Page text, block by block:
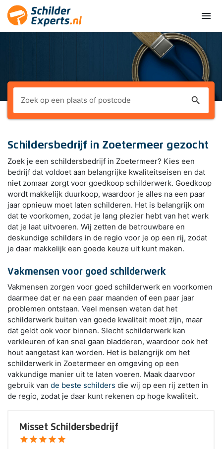
menu
search
Schildersbedrijf in Zoetermeer gezocht
Zoek je een schildersbedrijf in Zoetermeer? Kies een
bedrijf dat voldoet aan belangrijke kwaliteitseisen en dat
niet zomaar zorgt voor goedkoop schilderwerk. Goedkoop
wordt makkelijk duurkoop, waardoor je alles na een paar
jaar opnieuw moet laten schilderen. Het is belangrijk om
dat te voorkomen, zodat je lang plezier hebt van het werk
dat je laat uitvoeren. Wij zetten de betrouwbare en
deskundige schilders in de regio voor je op een rij, zodat
je daar makkelijk een goede keuze uit kunt maken.
Vakmensen voor goed schilderwerk
Vakmensen zorgen voor goed schilderwerk en voorkomen
daarmee dat er na een paar maanden of een paar jaar
problemen ontstaan. Veel mensen weten dat het
schilderwerk buiten van goede kwaliteit moet zijn, maar
dat geldt ook voor binnen. Slecht schilderwerk kan
verkleuren of kan snel gaan bladderen, waardoor ook het
hout aangetast kan worden. Het is belangrijk om het
schilderwerk in Zoetermeer en omgeving op een
vakkundige manier uit te laten voeren. Maak daarvoor
gebruik van de beste schilders die wij op een rij zetten in
de regio, zodat je daar kunt rekenen op hoge kwaliteit.
Misset Schildersbedrijf
star star star star star